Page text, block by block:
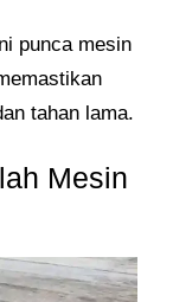
punca mesin
tahan lama.
Mesin